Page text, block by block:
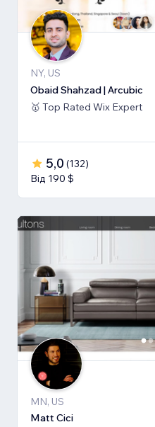
NY, US
Obaid Shahzad | Arcubic
🥇 Top Rated Wix Expert
5,0 (132)
Від 190 $
MN, US
Matt Cici